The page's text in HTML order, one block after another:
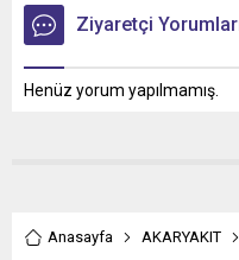
Ziyaretçi
Henüz yorum yapılmamış.
Anasayfa AKARYAKIT